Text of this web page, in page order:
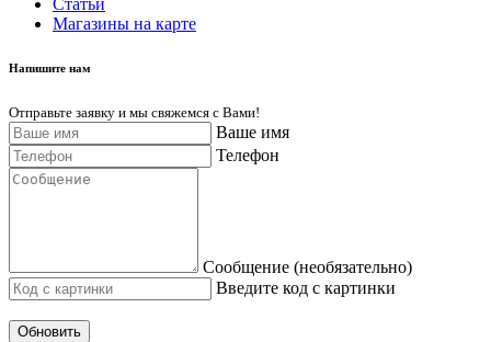
Cтатьи
Магазины на карте
Напишите нам
Отправьте заявку и мы свяжемся с Вами!
Ваше имя
Телефон
Сообщение (необязательно)
Введите код с картинки
Обновить